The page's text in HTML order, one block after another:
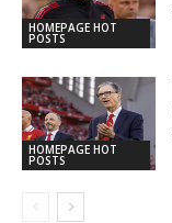
HOMEPAGE HOT
POSTS
HOMEPAGE HOT
POSTS